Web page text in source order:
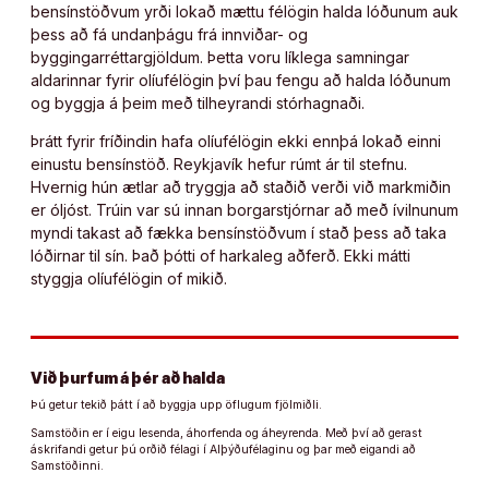
bensínstöðvum yrði lokað mættu félögin halda lóðunum auk
þess að fá undanþágu frá innviðar- og
byggingarréttargjöldum. Þetta voru líklega samningar
aldarinnar fyrir olíufélögin því þau fengu að halda lóðunum
og byggja á þeim með tilheyrandi stórhagnaði.
Þrátt fyrir fríðindin hafa olíufélögin ekki ennþá lokað einni
einustu bensínstöð. Reykjavík hefur rúmt ár til stefnu.
Hvernig hún ætlar að tryggja að staðið verði við markmiðin
er óljóst. Trúin var sú innan borgarstjórnar að með ívilnunum
myndi takast að fækka bensínstöðvum í stað þess að taka
lóðirnar til sín. Það þótti of harkaleg aðferð. Ekki mátti
styggja olíufélögin of mikið.
Við þurfum á þér að halda
Þú getur tekið þátt í að byggja upp öflugum fjölmiðli.
Samstöðin er í eigu lesenda, áhorfenda og áheyrenda. Með því að gerast
áskrifandi getur þú orðið félagi í Alþýðufélaginu og þar með eigandi að
Samstöðinni.